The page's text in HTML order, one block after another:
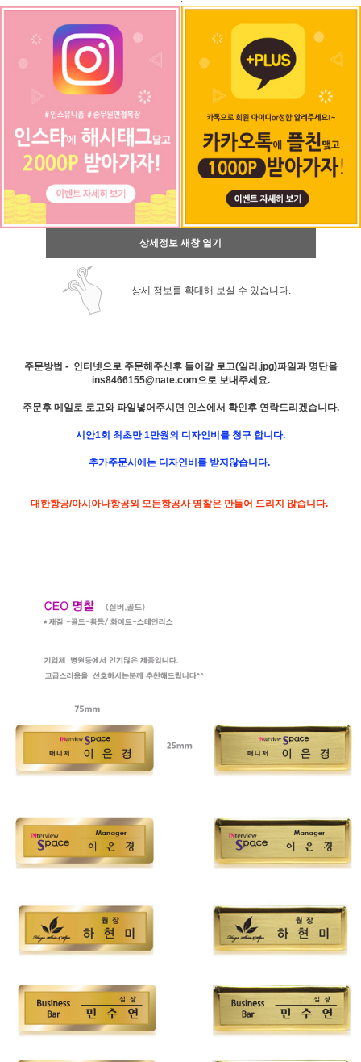
상세정보 새창 열기
상세 정보를 확대해 보실 수 있습니다.
주문방법 - 인터넷으로 주문해주신후 들어갈 로고(일러,jpg)파일과 명단을
ins8466155@nate.com으로 보내주세요.
주문후 메일로 로고와 파일넣어주시면 인스에서 확인후 연락드리겠습니다.
시안1회 최초만 1만원의 디자인비를 청구 합니다.
추가주문시에는 디자인비를 받지않습니다.
대한항공/아시아나항공외 모든항공사 명찰은 만들어 드리지 않습니다.